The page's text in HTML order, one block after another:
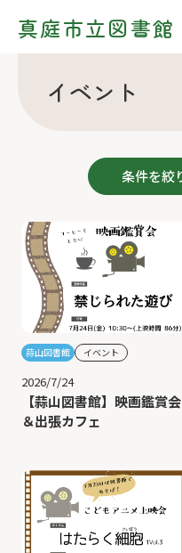
真庭市立図書館
イベント
条件を絞
蒜山図書館 イベント
2026/7/24
【蒜山図書館】映画鑑賞会
＆出張カフェ